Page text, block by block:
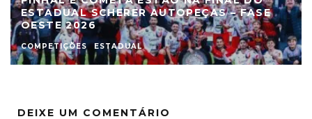
FASE
ESTADUAL DE AMADORES – FASE
2026
COMPETIÇÕES ESTADUAL NOTÍCIAS
DEIXE UM COMENTÁRIO